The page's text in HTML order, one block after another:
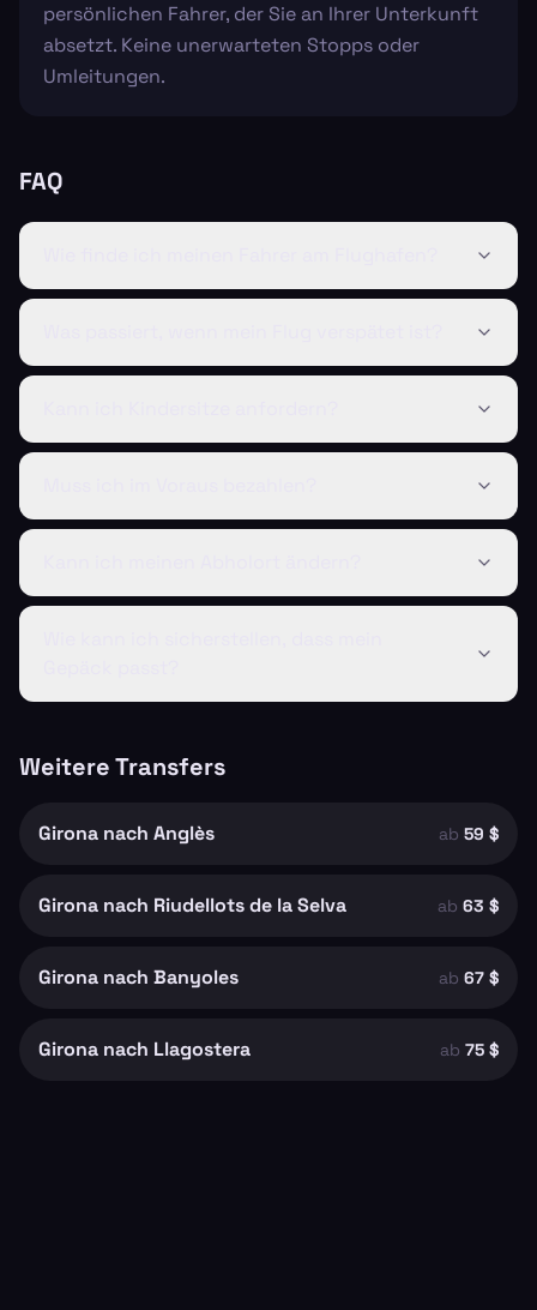
persönlichen Fahrer, der Sie an Ihrer Unterkunft
absetzt. Keine unerwarteten Stopps oder
Umleitungen.
FAQ
Weitere Transfers
Girona nach Anglès ab 59 $
Girona nach Riudellots de la Selva ab 63 $
Girona nach Banyoles ab 67 $
Girona nach Llagostera ab 75 $